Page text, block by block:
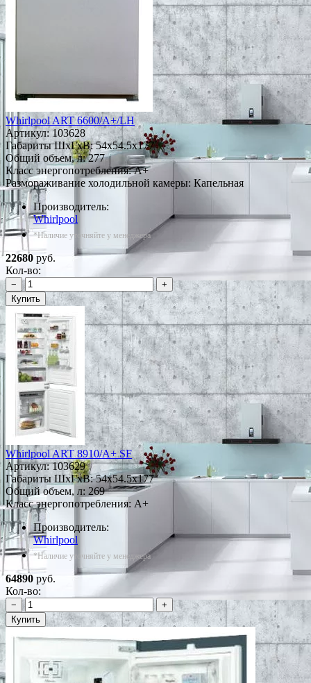
Whirlpool ART 6600/A+/LH
Артикул:103628
Габариты ШxГxВ: 54x54.5x177
Общий объем, л: 277
Класс энергопотребления: A+
Размораживание холодильной камеры: Капельная
Производитель:
Whirlpool
*Наличие уточняйте у менеджера
22680 руб.
Кол-во:
−
+
Купить
Whirlpool ART 8910/A+ SF
Артикул:103629
Габариты ШxГxВ: 54x54.5x177
Общий объем, л: 269
Класс энергопотребления: A+
Производитель:
Whirlpool
*Наличие уточняйте у менеджера
64890 руб.
Кол-во:
−
+
Купить